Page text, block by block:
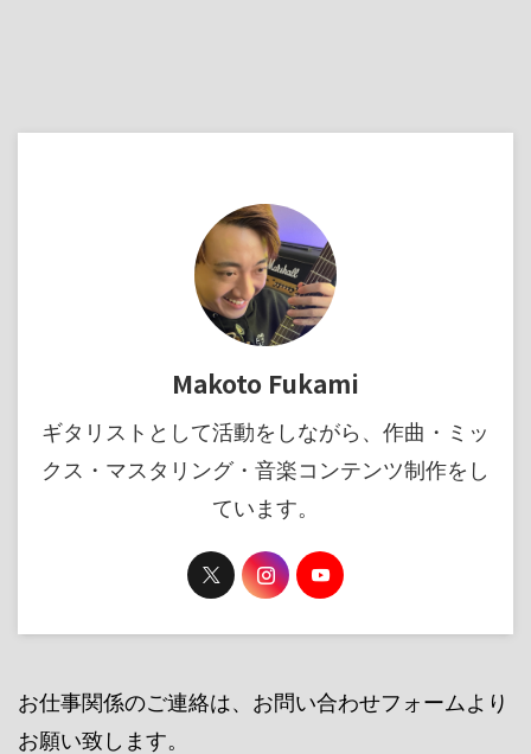
Makoto Fukami
ギタリストとして活動をしながら、作曲・ミッ
クス・マスタリング・音楽コンテンツ制作をし
ています。
お仕事関係のご連絡は、お問い合わせフォームより
お願い致します。